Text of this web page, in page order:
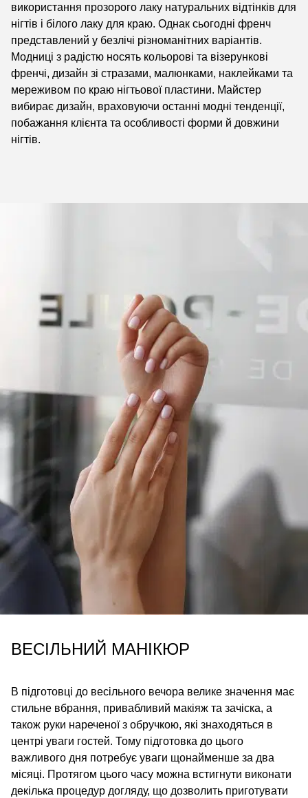
використання прозорого лаку натуральних відтінків для
нігтів і білого лаку для краю. Однак сьогодні френч
представлений у безлічі різноманітних варіантів.
Модниці з радістю носять кольорові та візерункові
френчі, дизайн зі стразами, малюнками, наклейками та
мереживом по краю нігтьової пластини. Майстер
вибирає дизайн, враховуючи останні модні тенденції,
побажання клієнта та особливості форми й довжини
нігтів.
ВЕСІЛЬНИЙ МАНІКЮР
В підготовці до весільного вечора велике значення має
стильне вбрання, привабливий макіяж та зачіска, а
також руки нареченої з обручкою, які знаходяться в
центрі уваги гостей. Тому підготовка до цього
важливого дня потребує уваги щонайменше за два
місяці. Протягом цього часу можна встигнути виконати
декілька процедур догляду, що дозволить приготувати